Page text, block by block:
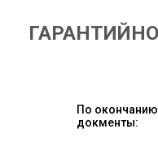
По окончанию
докменты: